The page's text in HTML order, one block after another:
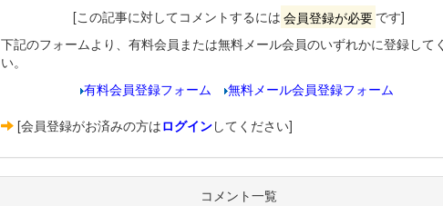
[この記事に対してコメントするには 会員登録が必要 です]
下記のフォームより、有料会員または無料メール会員のいずれかに登録して
い。
有料会員登録フォーム
無料メール会員登録フォーム
[会員登録がお済みの方はログインしてください]
コメント一覧